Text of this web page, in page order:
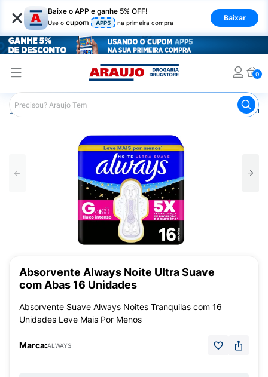
× Baixe o APP e ganhe 5% OFF!
Use o cupom APP5 na primeira compra
Baixar
0
Araujo Higiene Pessoal Absorvente
Absorvente Always Noite Ultra Suave
com Abas 16 Unidades
Absorvente Suave Always Noites Tranquilas com 16
Unidades Leve Mais Por Menos
Marca:ALWAYS